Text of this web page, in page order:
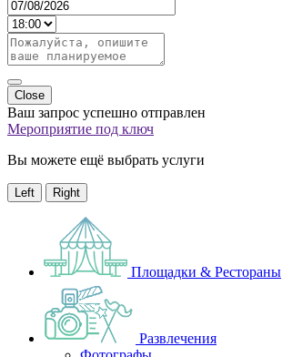
Close
Ваш запрос успешно отправлен
Мероприятие под ключ
Вы можете ещё выбрать услуги
Left Right
Площадки & Рестораны
Развлечения